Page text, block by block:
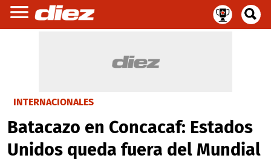
INTERNACIONALES
Batacazo en Concacaf: Estados
Unidos queda fuera del Mundial